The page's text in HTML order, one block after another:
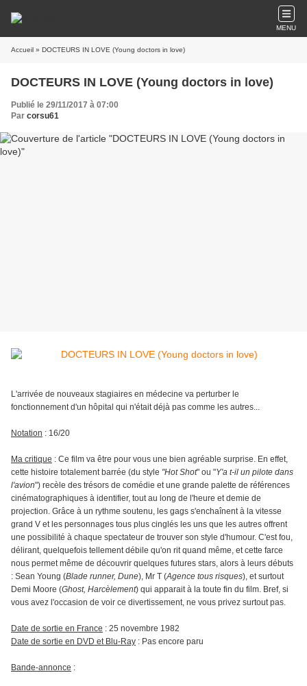
MENU
Accueil » DOCTEURS IN LOVE (Young doctors in love)
DOCTEURS IN LOVE (Young doctors in love)
Publié le 29/11/2017 à 07:00
Par corsu61
L'arrivée de nouveaux stagiaires en médecine va perturber le
fonctionnement d'un hôpital qui n'était déjà pas comme les autres...
Notation : 16/20
Ma critique : Ce film va être pour vous une bien agréable surprise. En effet,
cette histoire totalement barrée (du style "Hot Shot" ou "Y'a t-il un pilote dans
l'avion") recèle des trésors de comédie et une grande palette de références
cinématographiques à identifier, tout au long de l'heure et demie de
projection. Grâce à un rythme soutenu, les gags s'enchaînent à la vitesse
grand V et les personnages tous plus cinglés les uns que les autres offrent
une possibilité à chaque spectateur de trouver son style d'humour. C'est fou,
délirant, quelquefois tellement débile qu'on rit quand même, et cette farce
nous permet même de découvrir quelques futures stars, alors à leurs débuts
: Sean Young (Blade runner, Dune), Mr T (Agence tous risques), et surtout
Demi Moore (Ghost, Harcèlement) qui apparait à la toute fin du film. Bref, si
vous avez l'occasion de voir ce divertissement, ne vous privez surtout pas.
Date de sortie en France : 25 novembre 1982
Date de sortie en DVD et Blu-Ray : Pas encore paru
Bande-annonce :